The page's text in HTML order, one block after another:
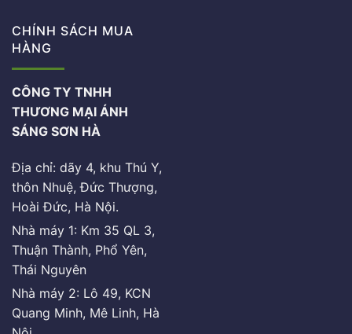
CHÍNH SÁCH MUA
HÀNG
CÔNG TY TNHH
THƯƠNG MẠI ÁNH
SÁNG SƠN HÀ
Địa chỉ: dãy 4, khu Thú Y,
thôn Nhuệ, Đức Thượng,
Hoài Đức, Hà Nội.
Nhà máy 1: Km 35 QL 3,
Thuận Thành, Phổ Yên,
Thái Nguyên
Nhà máy 2: Lô 49, KCN
Quang Minh, Mê Linh, Hà